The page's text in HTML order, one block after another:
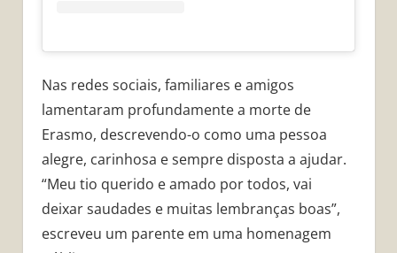
Nas redes sociais, familiares e amigos
lamentaram profundamente a morte de
Erasmo, descrevendo-o como uma pessoa
alegre, carinhosa e sempre disposta a ajudar.
“Meu tio querido e amado por todos, vai
deixar saudades e muitas lembranças boas”,
escreveu um parente em uma homenagem